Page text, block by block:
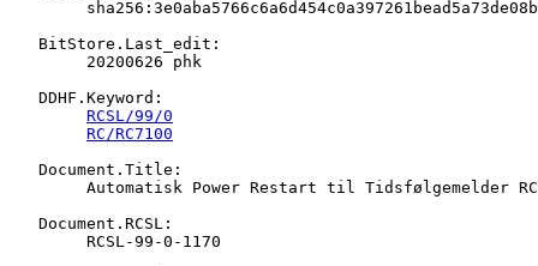
   BitStore.Last_edit:
   DDHF.Keyword:
RCSL/99/0
RC/RC7100
   Document.Title:
   Document.RCSL: